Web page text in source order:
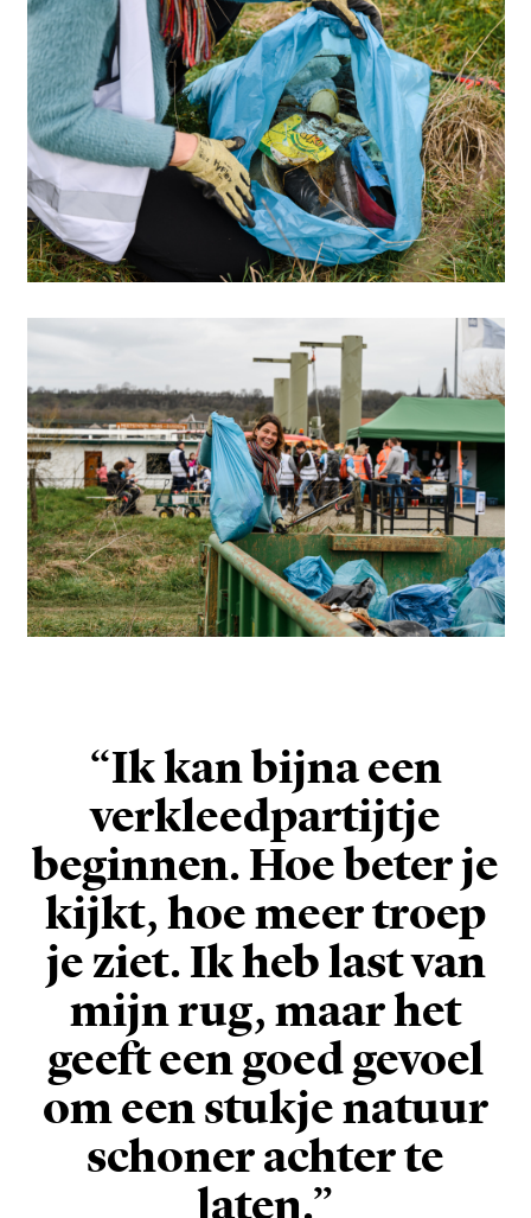
“Ik kan bijna een
verkleedpartijtje
beginnen. Hoe beter je
kijkt, hoe meer troep
je ziet. Ik heb last van
mijn rug, maar het
geeft een goed gevoel
om een stukje natuur
schoner achter te
laten.”